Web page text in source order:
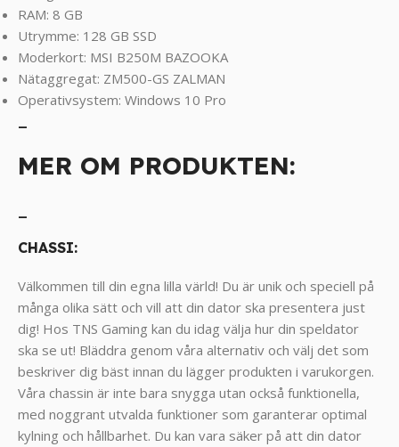
RAM: 8 GB
Utrymme: 128 GB SSD
Moderkort: MSI B250M BAZOOKA
Nätaggregat: ZM500-GS ZALMAN
Operativsystem: Windows 10 Pro
MER OM PRODUKTEN:
CHASSI:
Välkommen till din egna lilla värld! Du är unik och speciell på
många olika sätt och vill att din dator ska presentera just
dig! Hos TNS Gaming kan du idag välja hur din speldator
ska se ut! Bläddra genom våra alternativ och välj det som
beskriver dig bäst innan du lägger produkten i varukorgen.
Våra chassin är inte bara snygga utan också funktionella,
med noggrant utvalda funktioner som garanterar optimal
kylning och hållbarhet. Du kan vara säker på att din dator